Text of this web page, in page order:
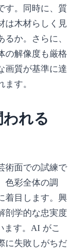
す。同時に、質
は木材らしく見
か。さらに、
の解像度も厳格
画質が基準に達
す。
れる
術面での試練で
色彩全体の調
着目します。興
剖学的な忠実度
ます。AI がこ
に失敗しがちだ